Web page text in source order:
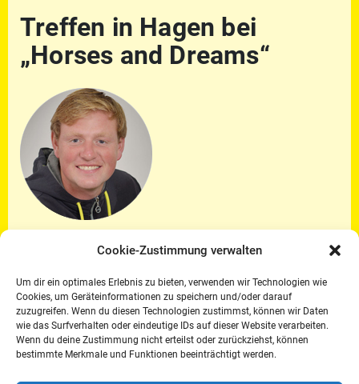
Cookie-Zustimmung verwalten
Um dir ein optimales Erlebnis zu bieten, verwenden wir Technologien wie
Cookies, um Geräteinformationen zu speichern und/oder darauf
zuzugreifen. Wenn du diesen Technologien zustimmst, können wir Daten
wie das Surfverhalten oder eindeutige IDs auf dieser Website verarbeiten.
Wenn du deine Zustimmung nicht erteilst oder zurückziehst, können
bestimmte Merkmale und Funktionen beeinträchtigt werden.
Treffen in Hagen bei
„Horses and Dreams“
Der Vorsitzende der Fachgruppe
Springen/CDS im Deutschen Reiter- und
Fahrer- Verband e.V., Jan Wernke, lädt
herzlich zu einem Treffen im Rahmen von
„Horses and Dreams“ am 22.04.2022 im
„Gelben Salon“ auf dem Hof Kasselmann in
Hagen ein.